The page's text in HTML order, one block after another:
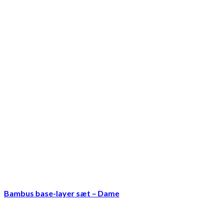
Bambus base-layer sæt – Dame